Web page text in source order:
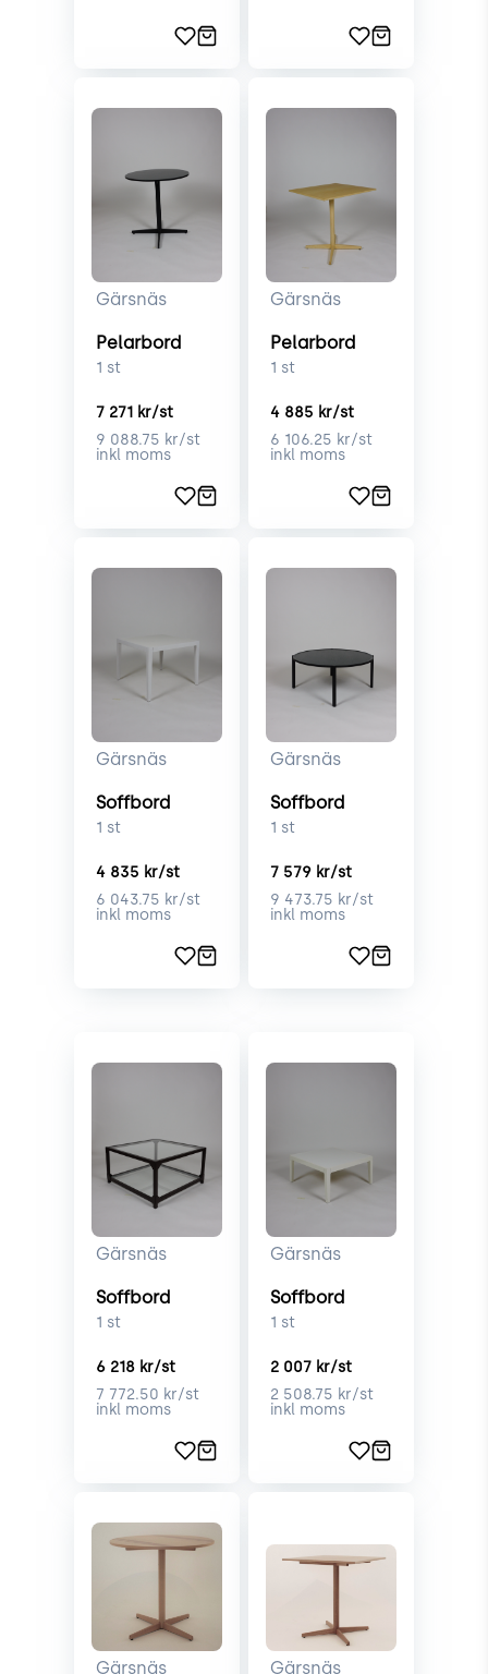
Gärsnäs
Pelarbord
1 st
7 271 kr/st
9 088.75 kr/st
inkl moms
Gärsnäs
Pelarbord
1 st
4 885 kr/st
6 106.25 kr/st
inkl moms
Gärsnäs
Soffbord
1 st
4 835 kr/st
6 043.75 kr/st
inkl moms
Gärsnäs
Soffbord
1 st
7 579 kr/st
9 473.75 kr/st
inkl moms
Gärsnäs
Soffbord
1 st
6 218 kr/st
7 772.50 kr/st
inkl moms
Gärsnäs
Soffbord
1 st
2 007 kr/st
2 508.75 kr/st
inkl moms
Gärsnäs Gärsnäs